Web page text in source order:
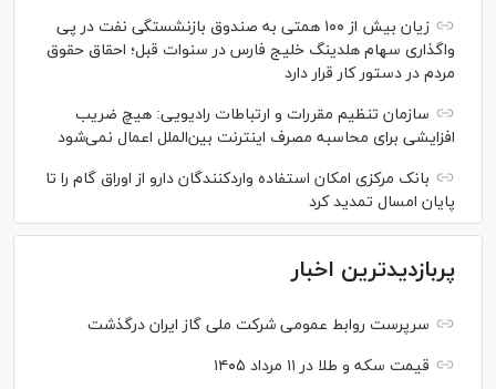
زیان بیش از ۱۰۰ همتی به صندوق بازنشستگی نفت در پی
واگذاری سهام هلدینگ خلیج فارس در سنوات قبل؛ احقاق حقوق
مردم در دستور کار قرار دارد
سازمان تنظیم مقررات و ارتباطات رادیویی: هیچ ضریب
افزایشی برای محاسبه مصرف اینترنت بین‌الملل اعمال نمی‌شود
بانک مرکزی امکان استفاده واردکنندگان دارو از اوراق گام را تا
پایان امسال تمدید کرد
پربازدیدترین اخبار
سرپرست روابط عمومی شرکت ملی گاز ایران درگذشت
قیمت سکه و طلا در ۱۱ مرداد ۱۴۰۵